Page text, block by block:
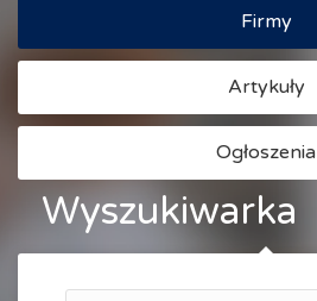
Firmy
Artykuły
Ogłoszenia
Wyszukiwarka